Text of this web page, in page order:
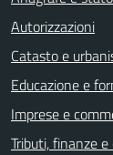
Autorizzazioni
Catasto e
Educazione e
Imprese e
Tributi, finanze